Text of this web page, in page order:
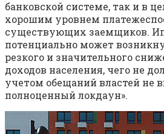
банковской системе, так и в
хорошим уровнем
существующих заемщиков.
потенциально может
резкого и значительного
доходов населения, чего не
учетом обещаний властей не
полноценный локдаун».